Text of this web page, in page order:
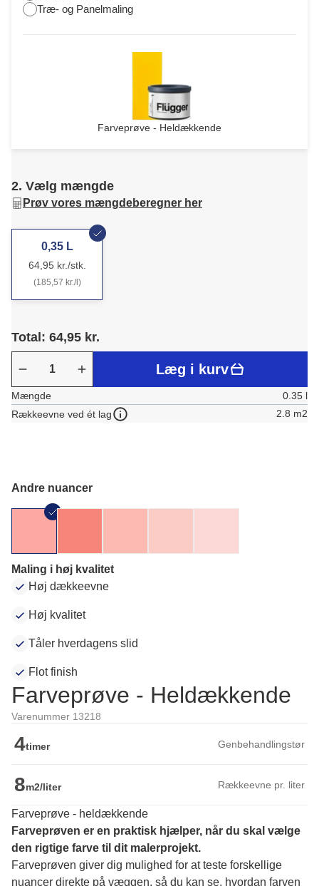
Træ- og Panelmaling
Farveprøve - Heldækkende
2. Vælg mængde
Prøv vores mængdeberegner her
0,35 L
64,95 kr./stk.
(185,57 kr./l)
Total: 64,95 kr.
Læg i kurv
Mængde
0.35 l
Rækkeevne ved ét lag
2.8 m2
Andre nuancer
Maling i høj kvalitet
Høj dækkeevne
Høj kvalitet
Tåler hverdagens slid
Flot finish
Farveprøve - Heldækkende
Varenummer 13218
4timer Genbehandlingstør
8m2/liter Rækkeevne pr. liter
Farveprøve - heldækkende
Farveprøven er en praktisk hjælper, når du skal vælge
den rigtige farve til dit malerprojekt.
Farveprøven giver dig mulighed for at teste forskellige
nuancer direkte på væggen, så du kan se, hvordan farven